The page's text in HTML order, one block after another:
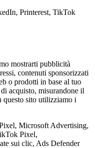
Printerest, TikTok
mostrarti pubblicità
contenuti sponsorizzati
o prodotti in base al tuo
acquisto, misurandone il
questo sito utilizziamo i
Microsoft Advertising,
Pixel,
sui clic, Ads Defender